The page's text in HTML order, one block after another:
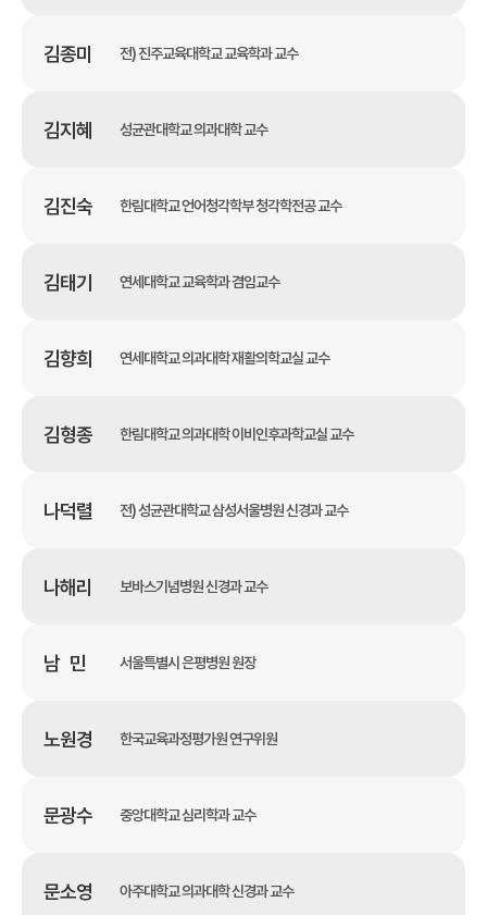
김종미 전) 진주교육대학교 교육학과 교수
김지혜 성균관대학교 의과대학 교수
김진숙 한림대학교 언어청각학부 청각학전공 교수
김태기 연세대학교 교육학과 겸임교수
김향희 연세대학교 의과대학 재활의학교실 교수
김형종 한림대학교 의과대학 이비인후과학교실 교수
나덕렬 전) 성균관대학교 삼성서울병원 신경과 교수
나해리 보바스기념병원 신경과 교수
남 민 서울특별시 은평병원 원장
노원경 한국교육과정평가원 연구위원
문광수 중앙대학교 심리학과 교수
문소영 아주대학교 의과대학 신경과 교수